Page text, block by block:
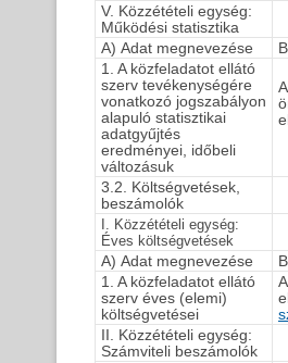
V. Közzétételi egység:
Működési statisztika
A) Adat megnevezése
1. A közfeladatot ellátó
szerv tevékenységére
vonatkozó jogszabályon
alapuló statisztikai
adatgyűjtés
eredményei, időbeli
változásuk
3.2. Költségvetések,
beszámolók
I. Közzétételi egység:
Éves költségvetések
A) Adat megnevezése
1. A közfeladatot ellátó
szerv éves (elemi)
költségvetései
II. Közzétételi egység:
Számviteli beszámolók